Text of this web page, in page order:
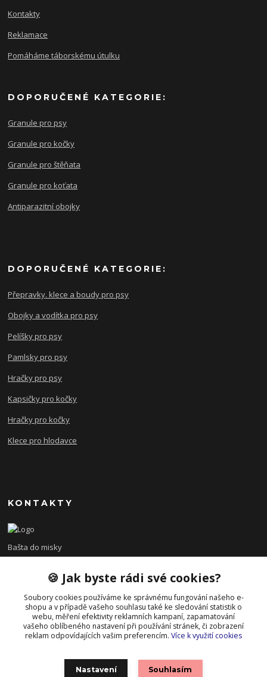
Kontakty
Reklamace
Pomáháme táborskému útulku
DOPORUČENÉ KATEGORIE:
Granule pro psy
Granule pro kočky
Granule pro štěňata
Granule pro koťata
Antiparazitní obojky
DOPORUČENÉ KATEGORIE:
Přepravky. klece a boudy pro psy
Obojky a vodítka pro psy
Pelíšky pro psy
Pamlsky pro psy
Hračky pro psy
Kapsičky pro kočky
Hračky pro kočky
Klece pro hlodavce
KONTAKTY
Bašta do misky
+420 608 479 610
po - pá 8:00 - 15:00
info@bastadomisky.cz
🍪 Jak byste rádi své cookies?
Soubory cookies používáme ke správnému fungování našeho e-
shopu a v případě vašeho souhlasu také ke sledování statistik o
webu, měření efektivity reklamních kampaní, zapamatování
vašeho oblíbeného nastavení při používání stránek, či zobrazení
reklam odpovídajících vašim preferencím. Více k využití cookies
Nastavení Souhlasím